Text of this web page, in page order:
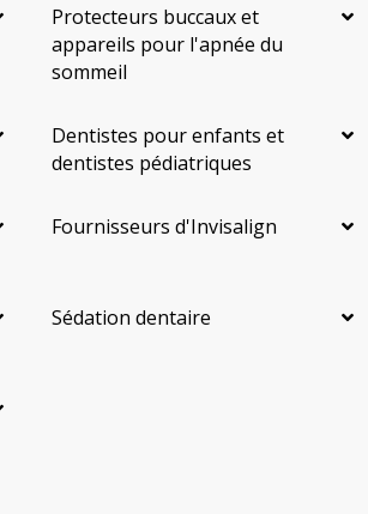
de la bouche
Incrustations
Botox - Thérapeutique
la sédation)
Sédation - IV
Soins dentaires pour enfants
Chirurgie buccale
Orthodontie
Protecteurs buccaux et
appareils pour l'apnée du
sommeil
Dentistes pour enfants et
dentistes pédiatriques
Fournisseurs d'Invisalign
Sédation dentaire